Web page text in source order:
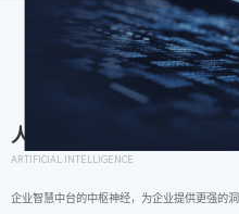
人工智能
ARTIFICIAL INTELLIGENCE
企业智慧中台的中枢神经，为企业提供更强的